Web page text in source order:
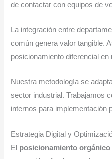
de contactar con equipos de
La integración entre
común genera valor tangible.
posicionamiento diferencial
Nuestra metodología se
sector industrial. Trabajamos
internos para implementación
Estrategia Digital y
El posicionamiento orgánico